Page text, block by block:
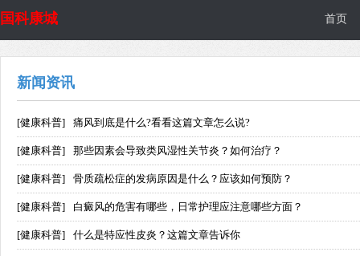
国科康城 首页
新闻资讯
[健康科普] 痛风到底是什么?看看这篇文章怎么说?
[健康科普] 那些因素会导致类风湿性关节炎？如何治疗？
[健康科普] 骨质疏松症的发病原因是什么？应该如何预防？
[健康科普] 白癜风的危害有哪些，日常护理应注意哪些方面？
[健康科普] 什么是特应性皮炎？这篇文章告诉你